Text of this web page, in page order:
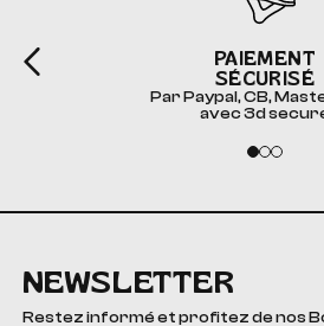
PAIEMENT
SÉCURISÉ
Par Paypal, CB,
avec 3d
NEWSLETTER
Restez informé et profitez de nos